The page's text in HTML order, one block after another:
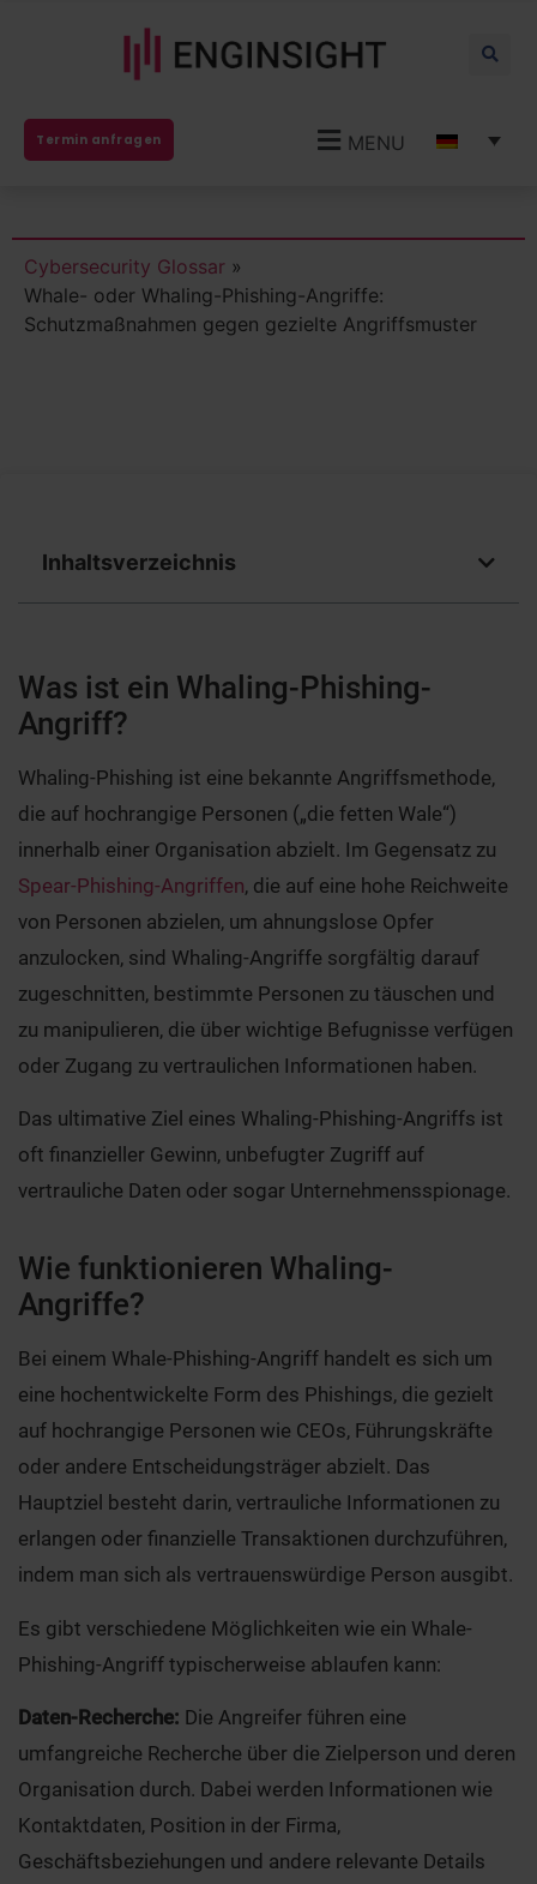
Termin anfragen MENU
Cybersecurity Glossar »
Whale- oder Whaling-Phishing-Angriffe:
Schutzmaßnahmen gegen gezielte Angriffsmuster
Inhaltsverzeichnis
Was ist ein Whaling-Phishing-
Angriff?
Whaling-Phishing ist eine bekannte Angriffsmethode,
die auf hochrangige Personen („die fetten Wale“)
innerhalb einer Organisation abzielt. Im Gegensatz zu
Spear-Phishing-Angriffen, die auf eine hohe Reichweite
von Personen abzielen, um ahnungslose Opfer
anzulocken, sind Whaling-Angriffe sorgfältig darauf
zugeschnitten, bestimmte Personen zu täuschen und
zu manipulieren, die über wichtige Befugnisse verfügen
oder Zugang zu vertraulichen Informationen haben.
Das ultimative Ziel eines Whaling-Phishing-Angriffs ist
oft finanzieller Gewinn, unbefugter Zugriff auf
vertrauliche Daten oder sogar Unternehmensspionage.
Wie funktionieren Whaling-
Angriffe?
Bei einem Whale-Phishing-Angriff handelt es sich um
eine hochentwickelte Form des Phishings, die gezielt
auf hochrangige Personen wie CEOs, Führungskräfte
oder andere Entscheidungsträger abzielt. Das
Hauptziel besteht darin, vertrauliche Informationen zu
erlangen oder finanzielle Transaktionen durchzuführen,
indem man sich als vertrauenswürdige Person ausgibt.
Es gibt verschiedene Möglichkeiten wie ein Whale-
Phishing-Angriff typischerweise ablaufen kann:
Daten-Recherche: Die Angreifer führen eine
umfangreiche Recherche über die Zielperson und deren
Organisation durch. Dabei werden Informationen wie
Kontaktdaten, Position in der Firma,
Geschäftsbeziehungen und andere relevante Details